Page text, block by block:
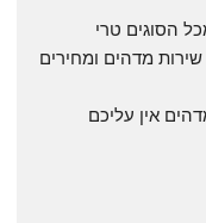
אין עליכם